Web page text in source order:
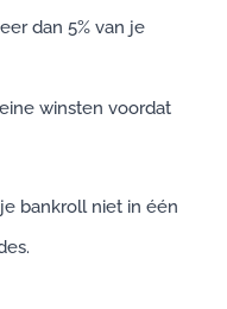
dan 5% van je
winsten voordat
bankroll niet in één